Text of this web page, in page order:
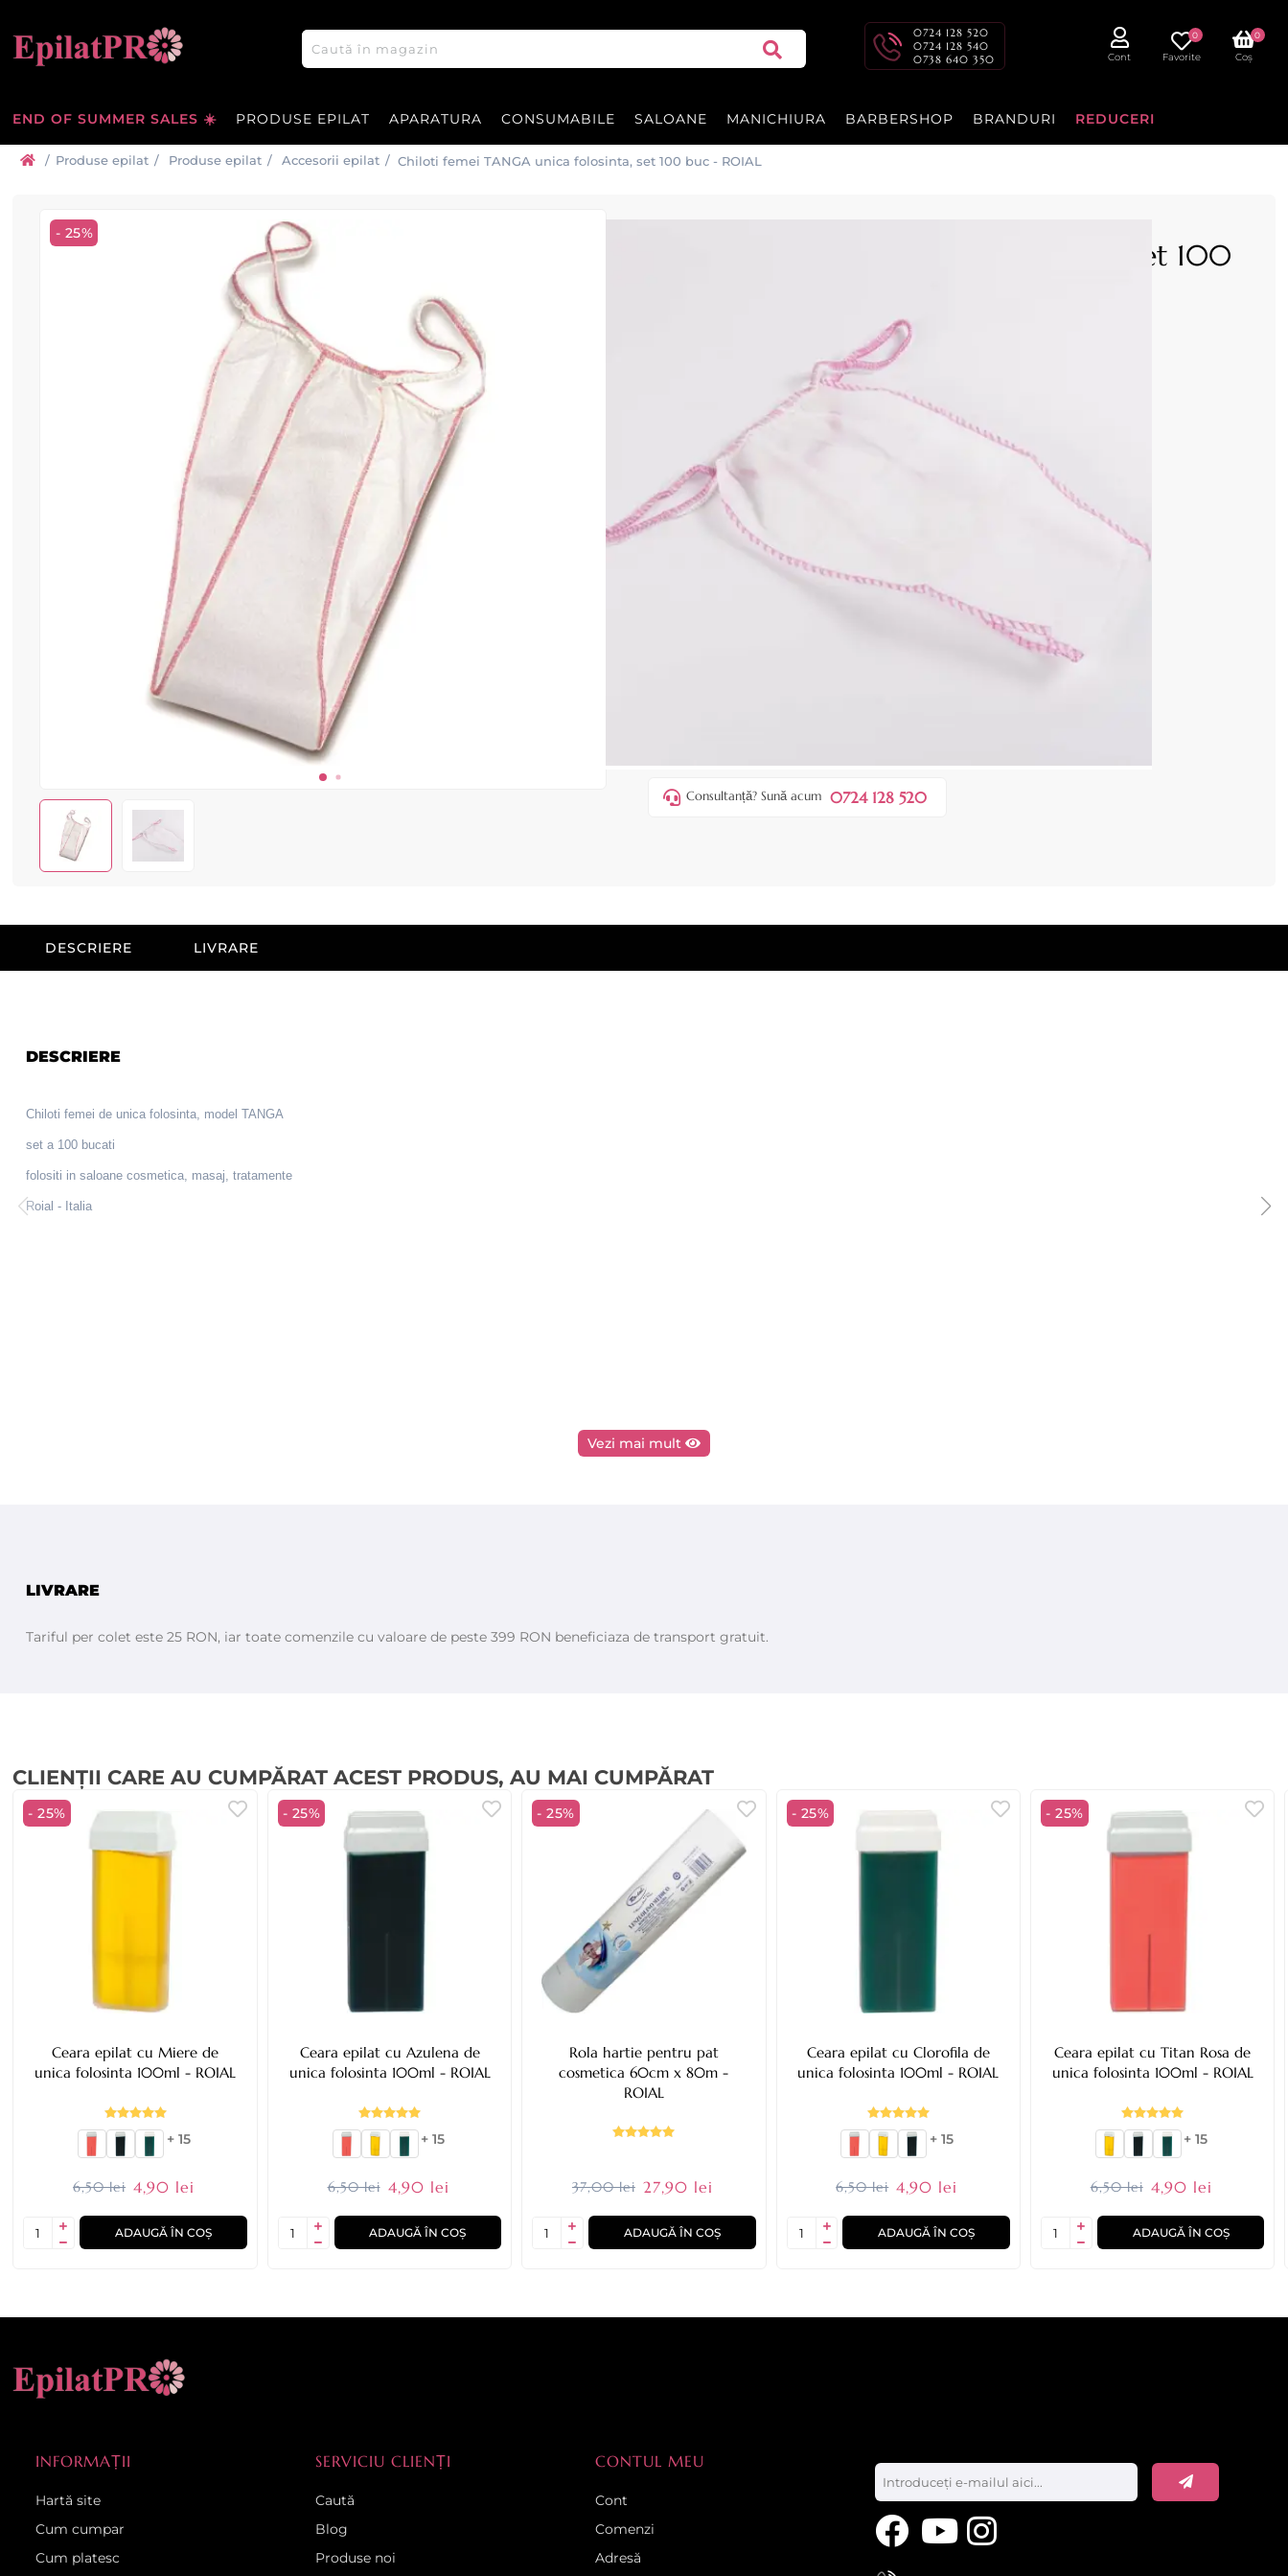
0724 128 520
0724 128 540
0738 640 350
Cont Favorite
0
Coș
0
END OF SUMMER SALES ☀️ PRODUSE EPILAT APARATURA CONSUMABILE SALOANE MANICHIURA BARBERSHOP BRANDURI REDUCERI
/ Produse epilat / Produse epilat / Accesorii epilat / Chiloti femei TANGA unica folosinta, set 100 buc - ROIAL
- 25%
Chiloti femei TANGA unica folosinta, set 100
Chiloti femei TANGA de unica folosinta la seturi a cate 100 bucati
Cod produs:
ERO21
49,00 lei
Consultanță? Sună acum 0724 128 520
DESCRIERE LIVRARE
DESCRIERE
Chiloti femei de unica folosinta, model TANGA
set a 100 bucati
folositi in saloane cosmetica, masaj, tratamente
Roial - Italia
Vezi mai mult
LIVRARE
Tariful per colet este 25 RON, iar toate comenzile cu valoare de peste 399 RON beneficiaza de transport gratuit.
CLIENȚII CARE AU CUMPĂRAT ACEST PRODUS, AU MAI CUMPĂRAT
- 25%
Ceara epilat cu Miere de
unica folosinta 100ml - ROIAL
+ 15
6,50 lei 4,90 lei
ADAUGĂ ÎN COȘ
- 25%
Ceara epilat cu Azulena de
unica folosinta 100ml - ROIAL
+ 15
6,50 lei 4,90 lei
ADAUGĂ ÎN COȘ
- 25%
Rola hartie pentru pat
cosmetica 60cm x 80m -
ROIAL
37,00 lei 27,90 lei
ADAUGĂ ÎN COȘ
- 25%
Ceara epilat cu Clorofila de
unica folosinta 100ml - ROIAL
+ 15
6,50 lei 4,90 lei
ADAUGĂ ÎN COȘ
- 25%
Ceara epilat cu Titan Rosa de
unica folosinta 100ml - ROIAL
+ 15
6,50 lei 4,90 lei
ADAUGĂ ÎN COȘ
INFORMAȚII
Hartă site
Cum cumpar
Cum platesc
SERVICIU CLIENȚI
Caută
Blog
Produse noi
CONTUL MEU
Cont
Comenzi
Adresă